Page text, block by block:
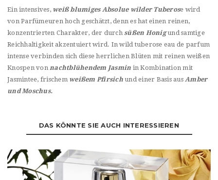
Ein intensives, weiß blumiges Absolue wilder Tuberose wird
von Parfümeuren hoch geschätzt, denn es hat einen reinen,
konzentrierten Charakter, der durch süßen Honigund samtige
Reichhaltigkeit akzentuiert wird. In wild tuberose eau de parfum
intense verbinden sich diese herrlichen Blüten mit reinen weißen
Knospen von nachtblühendem Jasmin in Kombination mit
Jasmintee, frischem weißem Pfirsich und einer Basis aus Amber
und Moschus.
DAS KÖNNTE SIE AUCH INTERESSIEREN